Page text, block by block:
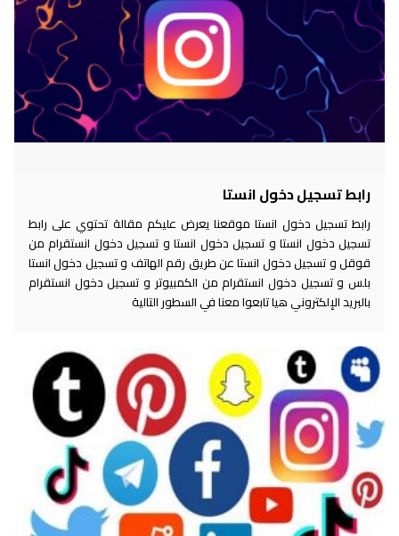
رابط تسجيل دخول انستا
رابط تسجيل دخول انستا موقعنا يعرض عليكم مقالة تحتوي على رابط
تسجيل دخول انستا و تسجيل دخول انستا و تسجيل دخول انستقرام من
قوقل و تسجيل دخول انستا عن طريق رقم الهاتف و تسجيل دخول انستا
بلس و تسجيل دخول انستقرام من الكمبيوتر و تسجيل دخول انستقرام
بالبريد الإلكتروني هيا تابعوا معنا في السطور التالية